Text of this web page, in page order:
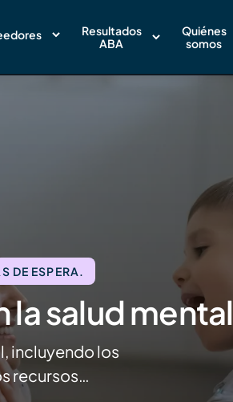
Resultados
ABA
Quiénes
somos
DE ESPERA.
la salud mental
incluyendo los
recursos…